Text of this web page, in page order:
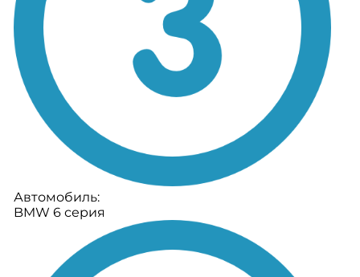
Автомобиль:
BMW 6 серия